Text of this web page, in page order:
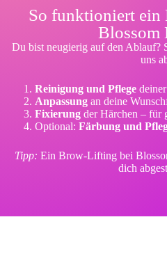
So funktioniert
Blossom
Du bist neugierig auf den Ablauf?
uns
Reinigung und Pflege
Anpassung an deine
Fixierung der Härchen – für
Optional: Färbung und
Tipp: Ein Brow-Lifting bei
dich